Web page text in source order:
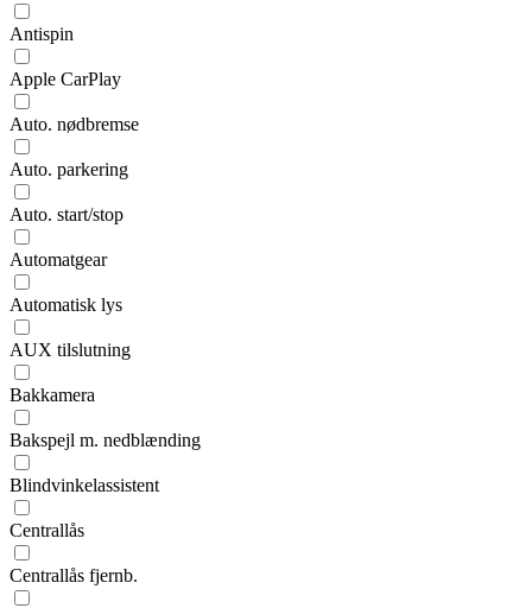
Antispin
Apple CarPlay
Auto. nødbremse
Auto. parkering
Auto. start/stop
Automatgear
Automatisk lys
AUX tilslutning
Bakkamera
Bakspejl m. nedblænding
Blindvinkelassistent
Centrallås
Centrallås fjernb.